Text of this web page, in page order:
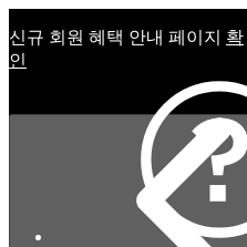
신규 회원 혜택 안내 페이지 확
인